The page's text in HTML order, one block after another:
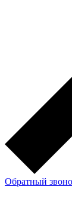
Обратный